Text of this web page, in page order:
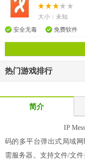
大小：未知
安全无毒
免费软件
热门游戏排行
简介
IP Messenger 是
码的多平台弹出式局域
需服务器。支持文件/文